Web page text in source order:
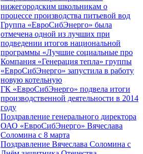
нижегородским школьникам о
процессе производства питьевой вод
Группа «ЕвроСибЭнерго» была
отмечена одной из лучших при
подведении итогов национальной
программы «Лучшие социальные про
Компания «Генерация тепла» группы
«ЕвроСибЭнерго» запустила в работу
новую котельную
ГК «ЕвроСибЭнерго» подвела итоги
производственной деятельности в 2014
году
Поздравление генерального директора
ОАО «ЕвроСибЭнерго» Вячеслава
Соломина с 8 марта
Поздравление Вячеслава Соломина с